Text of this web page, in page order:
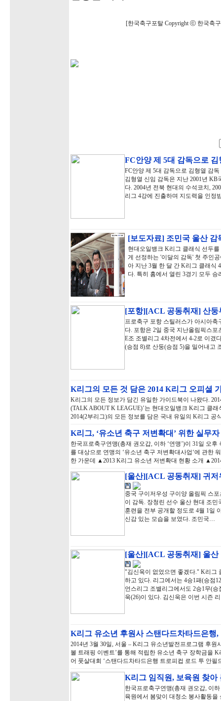
[한국축구포탈 Copyright ⓒ 한국축
FC안양 제 5대 감독으로
FC안양 제 5대 감독으로 김형열 감
김형열 신임 감독은 지난 2001년
다. 2004년 전북 현대의 수석코치,
리그 4강에 진출하며 지도력을 인정
[보도자료] 조민국 울산
현대오일뱅크 K리그 클래식 선두
게 선정하는 '이달의 감독' 첫 주인
아 지난 3월 한 달 간 K리그 클래식
다. 특히 홈에서 열린 3경기 모두
[포항][ACL 공동취재] 산둥
프로축구 포항 스틸러스가 아시아
다. 포항은 2일 중국 지난올림픽스
E조 조별리그 4차전에서 4-2로 이겼
(승점 8)로 산둥(승점 5)을 밀어내고
K리그의 모든 것 담은 2014 K리그 오피셜
K리그의 모든 정보가 담긴 유일한 가이드북이 나왔다.
(TALK ABOUT K LEAGUE)’는 현대오일뱅크 K리그 클
2014(2부리그)의 모든 정보를 담은 국내 유일의 K리그
K리그, ‘유소년 축구 저변확대’ 위한 실무
한국프로축구연맹(총재 권오갑, 이하 ‘연맹’)이 31일 오
를 대상으로 연맹의 ‘유소년 축구 저변확대사업‘에 관한
한 가운데 ▲2013 K리그 유소년 저변확대 현황 소개
[울산][ACL 공동취재] 귀
중국 구이저우성 구이양 올림픽 스
이 감독. 장청린 선수 울산 현대 조
훈련을 전부 공개할 정도로 4월 1일
신감 있는 모습을 보였다. 조민국…
[울산][ACL 공동취재] 울
"김신욱이 없었으면 좋겠다." K리그
하고 있다. 리그에서는 4승1패(승점
언스리그 조별리그에서도 2승1무(
욱(26)이 있다. 김신욱은 이번 시즌
K리그 유소년 후원사 스탠다드차타드은
2014년 3월 30일, 서울 – K리그 유소년발전프로그램 후
볼 트래핑 이벤트’를 통해 적립한 유소년 축구 장학금을
어 풋살대회 ‘스탠다드차타드은행 트로피컵 로드 투 안
K리그 임직원, 보육원 찾
한국프로축구연맹(총재 권오갑, 이
육원에서 봄맞이 대청소 봉사활동